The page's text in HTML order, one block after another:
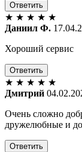
Ответить
★ ★ ★ ★ ★
Даниил Ф.
Хороший сервис
Ответить
★ ★ ★ ★ ★
Дмитрий
Очень сложно
дружелюбные и
Ответить